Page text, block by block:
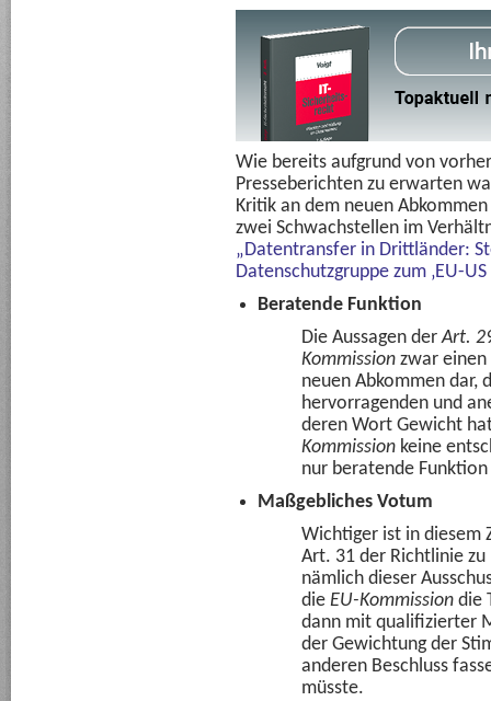
Wie bereits aufgrund von
Presseberichten zu erwarten
Kritik an dem neuen
zwei Schwachstellen im
„Datentransfer in Drittländer:
Datenschutzgruppe zum ‚EU-
Beratende Funktion
Die Aussagen derArt.
Kommission zwar einen
neuen Abkommen dar,
hervorragenden und
deren Wort Gewicht
Kommission keine
nur beratende
Maßgebliches Votum
Wichtiger ist in diesem
Art. 31 der Richtlinie zu
nämlich dieser
die EU-Kommission die
dann mit qualifizierter
der Gewichtung der
anderen Beschluss
müsste.